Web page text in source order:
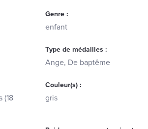
Genre :
enfant
Type de médailles :
Ange, De baptême
(18
Couleur(s) :
gris